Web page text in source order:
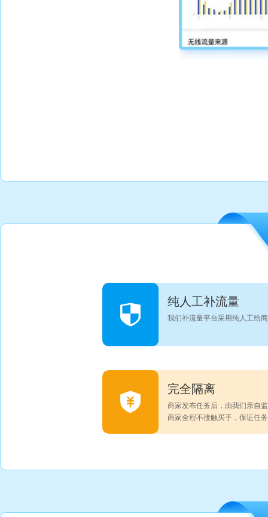
纯人工补流量
我们补流量平台采用纯人工给
完全隔离
商家发布任务后，由我们亲自
商家全程不接触买手，保证任